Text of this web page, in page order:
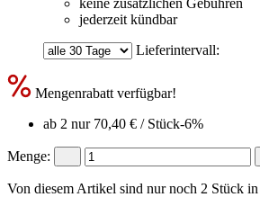
jederzeit kündbar
Lieferintervall:
Mengenrabatt verfügbar!
ab 2 nur 70,40 € / Stück-6%
Menge:
Von diesem Artikel sind nur noch 2 Stück